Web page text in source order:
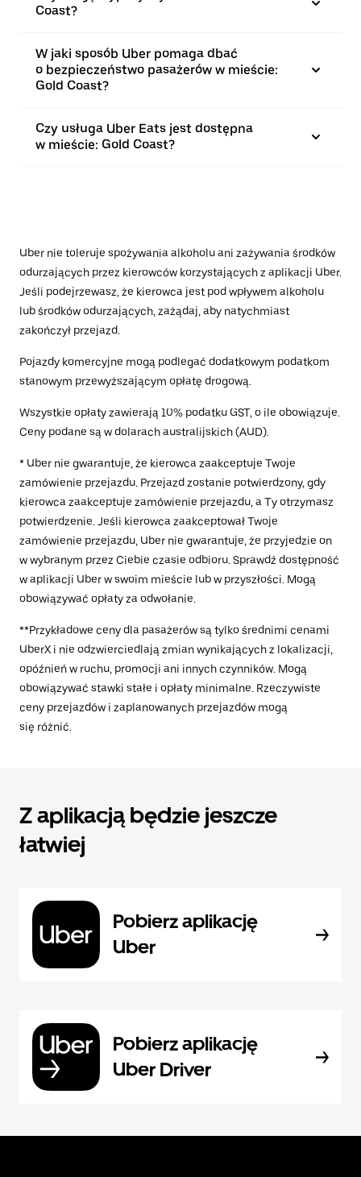
Coast?
W jaki sposób Uber pomaga dbać
o bezpieczeństwo pasażerów w mieście:
Gold Coast?
Czy usługa Uber Eats jest dostępna
w mieście: Gold Coast?
Uber nie toleruje spożywania alkoholu ani zażywania środków
odurzających przez kierowców korzystających z aplikacji Uber.
Jeśli podejrzewasz, że kierowca jest pod wpływem alkoholu
lub środków odurzających, zażądaj, aby natychmiast
zakończył przejazd.
Pojazdy komercyjne mogą podlegać dodatkowym podatkom
stanowym przewyższającym opłatę drogową.
Wszystkie opłaty zawierają 10% podatku GST, o ile obowiązuje.
Ceny podane są w dolarach australijskich (AUD).
* Uber nie gwarantuje, że kierowca zaakceptuje Twoje
zamówienie przejazdu. Przejazd zostanie potwierdzony, gdy
kierowca zaakceptuje zamówienie przejazdu, a Ty otrzymasz
potwierdzenie. Jeśli kierowca zaakceptował Twoje
zamówienie przejazdu, Uber nie gwarantuje, że przyjedzie on
w wybranym przez Ciebie czasie odbioru. Sprawdź dostępność
w aplikacji Uber w swoim mieście lub w przyszłości. Mogą
obowiązywać opłaty za odwołanie.
**Przykładowe ceny dla pasażerów są tylko średnimi cenami
UberX i nie odzwierciedlają zmian wynikających z lokalizacji,
opóźnień w ruchu, promocji ani innych czynników. Mogą
obowiązywać stawki stałe i opłaty minimalne. Rzeczywiste
ceny przejazdów i zaplanowanych przejazdów mogą
się różnić.
Z aplikacją będzie jeszcze
łatwiej
Pobierz aplikację
Uber
Pobierz aplikację
Uber Driver